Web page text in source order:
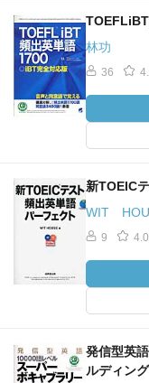
別冊ですぐ確認で
うがいいと思いま
す、ごらぁ旺文社ぁ
パス単、プラ単、
は語彙満点を狙い
本を教えてください
林功
36
新TOEIC
WIT
9
発信型英
ルディン